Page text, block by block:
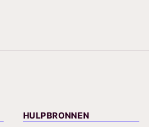
HULPBRONNEN